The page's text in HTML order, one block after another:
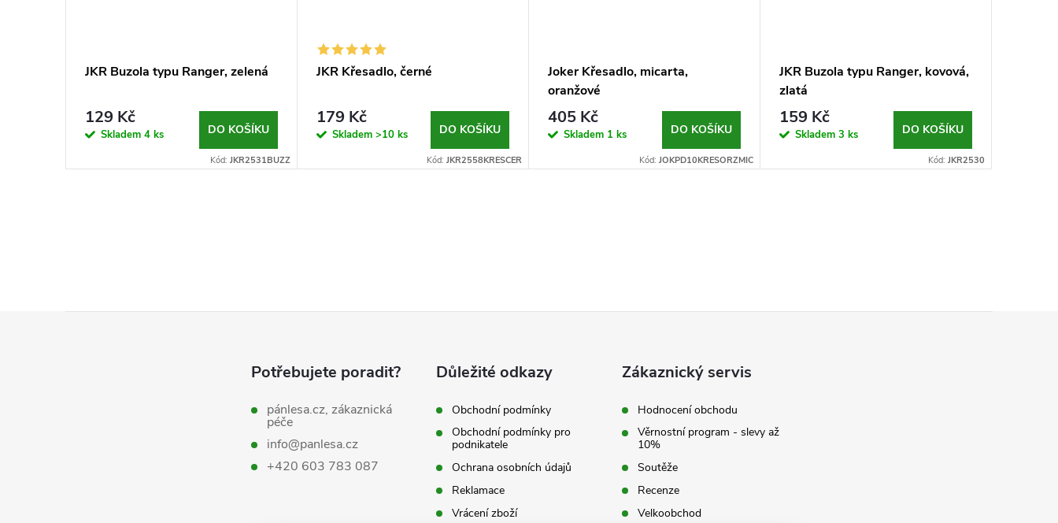
JKR Buzola typu Ranger, zelená
129 Kč
Skladem 4 ks DO KOŠÍKU
Kód: JKR2531BUZZ
JKR Křesadlo, černé
179 Kč
Skladem >10 ks DO KOŠÍKU
Kód: JKR2558KRESCER
Joker Křesadlo, micarta,
oranžové
405 Kč
Skladem 1 ks DO KOŠÍKU
Kód: JOKPD10KRESORZMIC
JKR Buzola typu Ranger, kovová,
zlatá
159 Kč
Skladem 3 ks DO KOŠÍKU
Kód: JKR2530
Potřebujete poradit?
pánlesa.cz, zákaznická
péče
info@panlesa.cz
+420 603 783 087
Důležité odkazy
Obchodní podmínky
Obchodní podmínky pro
podnikatele
Ochrana osobních údajů
Reklamace
Vrácení zboží
Zákaznický servis
Hodnocení obchodu
Věrnostní program - slevy až
10%
Soutěže
Recenze
Velkoobchod